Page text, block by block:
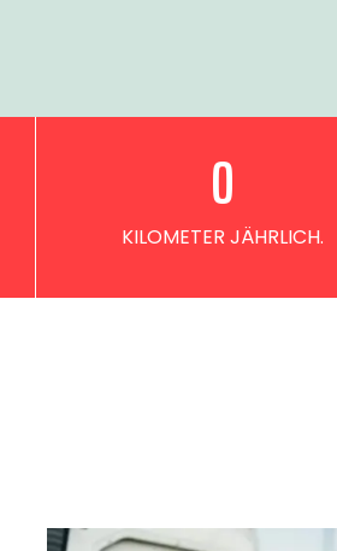
KILOMETER JÄHRLICH.
0